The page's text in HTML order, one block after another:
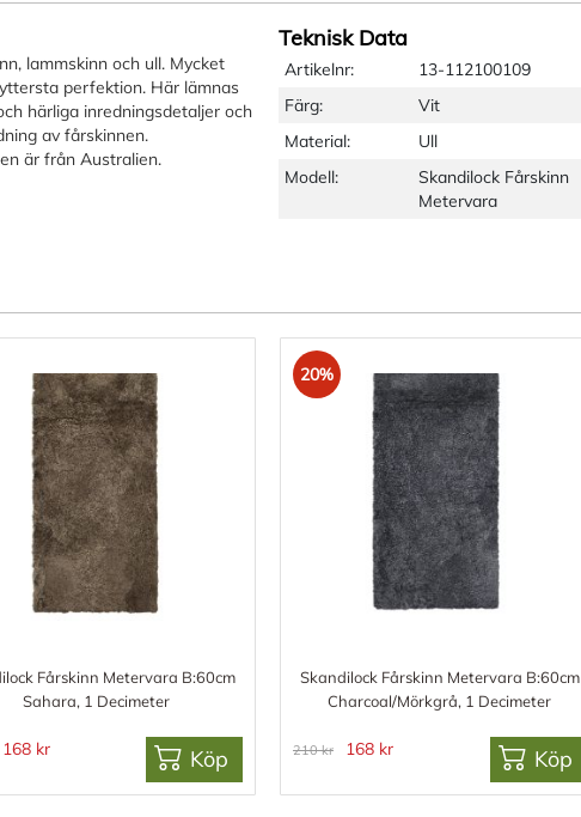
lammskinn och ull. Mycket
perfektion. Här lämnas
härliga inredningsdetaljer och
av fårskinnen.
är från Australien.
Teknisk Data
Artikelnr: 13-112100109
Färg:
Vit
Material:
Ull
Modell:
Skandilock Fårskinn
Metervara
Fårskinn Metervara B:60cm
Sahara, 1 Decimeter
168 kr Köp
20%
Skandilock Fårskinn Metervara B:60cm
Charcoal/Mörkgrå, 1 Decimeter
210 kr 168 kr Köp